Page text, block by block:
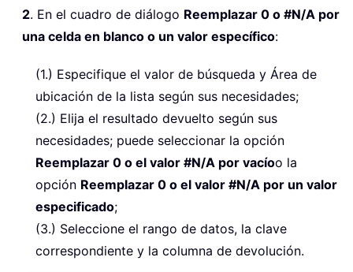
2. En el cuadro de diálogo Reemplazar 0 o #N/A por
una celda en blanco o un valor específico:
(1.) Especifique el valor de búsqueda y Área de
ubicación de la lista según sus necesidades;
(2.) Elija el resultado devuelto según sus
necesidades; puede seleccionar la opción
Reemplazar 0 o el valor #N/A por vacíoo la
opción Reemplazar 0 o el valor #N/A por un valor
especificado;
(3.) Seleccione el rango de datos, la clave
correspondiente y la columna de devolución.